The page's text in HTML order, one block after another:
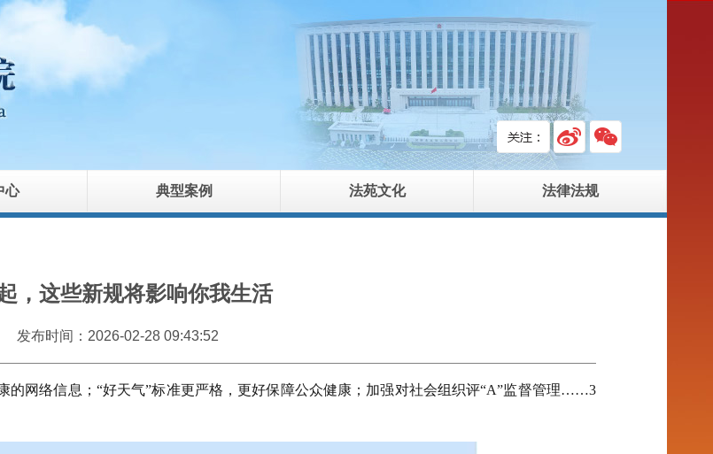
心 典型案例 法苑文化 法律法规
，这些新规将影响你我生活
发布时间：2026-02-28 09:43:52
的网络信息；“好天气”标准更严格，更好保障公众健康；加强对社会组织评“A”监督管理……3